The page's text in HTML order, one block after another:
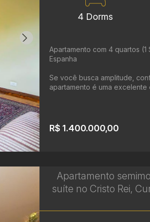
4 Dorms
Apartamento com 4 quartos (1
Espanha
Se você busca amplitude,
apartamento é uma excelente
R$ 1.400.000,00
Apartamento
suíte no Cristo Rei,